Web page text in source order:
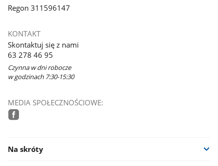
Regon 311596147
KONTAKT
Skontaktuj się z nami
63 278 46 95
Czynna w dni robocze
w godzinach 7:30-15:30
MEDIA SPOŁECZNOŚCIOWE:
Na skróty